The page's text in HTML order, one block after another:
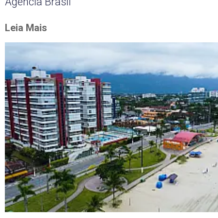
Leia Mais